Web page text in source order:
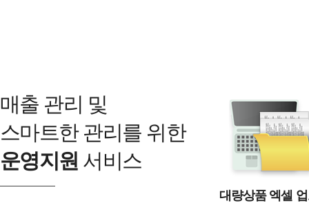
매출 관리 및
스마트한 관리를 위한
운영지원 서비스
대량상품 엑셀